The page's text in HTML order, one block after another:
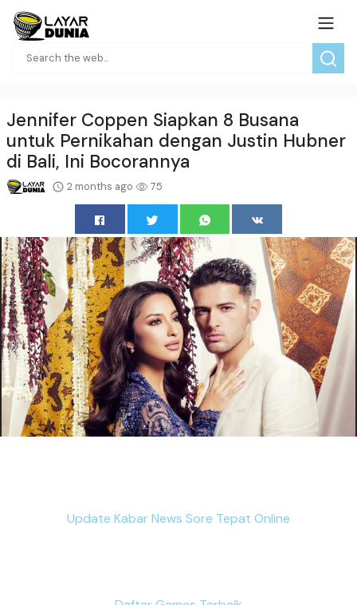
Jennifer Coppen Siapkan 8 Busana
untuk Pernikahan dengan Justin Hubner
di Bali, Ini Bocorannya
2 months ago 75
Update Kabar News Sore Tepat Online